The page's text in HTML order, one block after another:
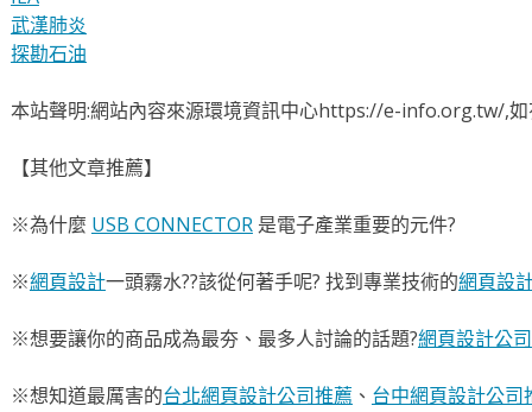
武漢肺炎
探勘石油
本站聲明:網站內容來源環境資訊中心https://e-info.org.tw/,
【其他文章推薦】
※為什麼 USB CONNECTOR是電子產業重要的元件?
※網頁設計一頭霧水??該從何著手呢? 找到專業技術的網頁設
※想要讓你的商品成為最夯、最多人討論的話題?網頁設計公司
※想知道最厲害的台北網頁設計公司推薦 、 台中網頁設計公司